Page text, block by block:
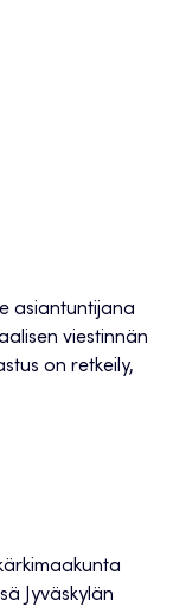
asiantuntijana
viestinnän
on retkeily,
Jyväskylän